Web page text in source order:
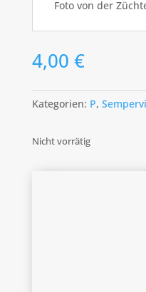
Foto von der
4,00 €
Kategorien: P,
Nicht vorrätig